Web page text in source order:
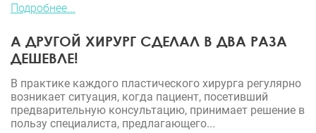
Подробнее...
А ДРУГОЙ ХИРУРГ СДЕЛАЛ В ДВА РАЗА
ДЕШЕВЛЕ!
В практике каждого пластического хирурга регулярно
возникает ситуация, когда пациент, посетивший
предварительную консультацию, принимает решение в
пользу специалиста, предлагающего...